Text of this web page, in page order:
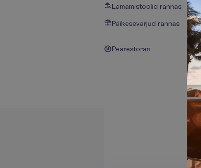
Lamamistoolid rannas
Päikesevarjud rannas
Pearestoran